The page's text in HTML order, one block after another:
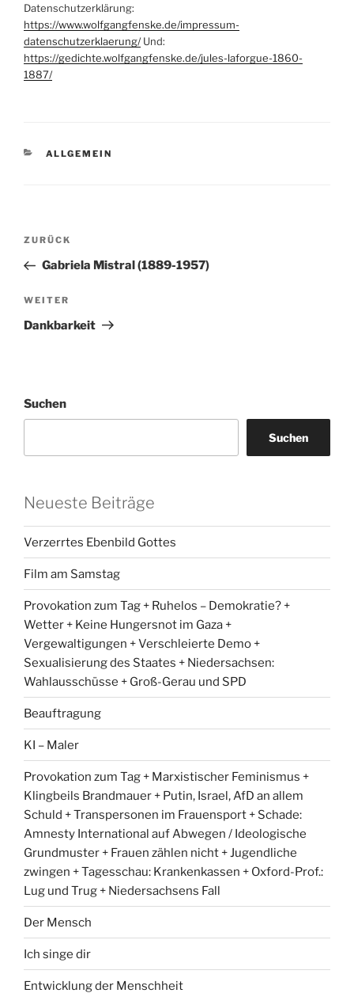
Datenschutzerklärung:
https://www.wolfgangfenske.de/impressum-
datenschutzerklaerung/Und:
https://gedichte.wolfgangfenske.de/jules-laforgue-1860-
1887/
KATEGORIEN
ALLGEMEIN
Beitragsnavigation
Vorheriger
Beitrag
ZURÜCK
Gabriela Mistral (1889-1957)
Nächster
Beitrag
WEITER
Dankbarkeit
Suchen
Suchen
Neueste Beiträge
Verzerrtes Ebenbild Gottes
Film am Samstag
Provokation zum Tag + Ruhelos – Demokratie? +
Wetter + Keine Hungersnot im Gaza +
Vergewaltigungen + Verschleierte Demo +
Sexualisierung des Staates + Niedersachsen:
Wahlausschüsse + Groß-Gerau und SPD
Beauftragung
KI – Maler
Provokation zum Tag + Marxistischer Feminismus +
Klingbeils Brandmauer + Putin, Israel, AfD an allem
Schuld + Transpersonen im Frauensport + Schade:
Amnesty International auf Abwegen / Ideologische
Grundmuster + Frauen zählen nicht + Jugendliche
zwingen + Tagesschau: Krankenkassen + Oxford-Prof.:
Lug und Trug + Niedersachsens Fall
Der Mensch
Ich singe dir
Entwicklung der Menschheit